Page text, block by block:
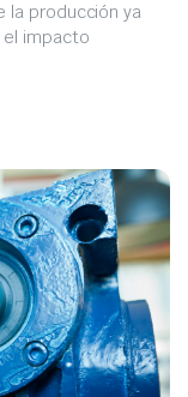
la producción ya
impacto